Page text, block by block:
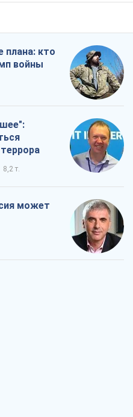
плана: кто
войны
8,2 т.
может